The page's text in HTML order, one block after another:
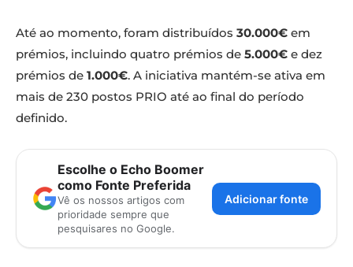
Até ao momento, foram distribuídos 30.000€ em
prémios, incluindo quatro prémios de 5.000€ e dez
prémios de 1.000€. A iniciativa mantém-se ativa em
mais de 230 postos PRIO até ao final do período
definido.
Escolhe o Echo Boomer
como Fonte Preferida
Vê os nossos artigos com
prioridade sempre que
pesquisares no Google.
Adicionar fonte